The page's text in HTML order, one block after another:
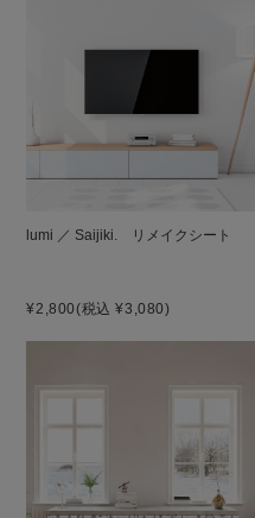
lumi ／ Saijiki. リメイクシート
¥2,800(税込 ¥3,080)